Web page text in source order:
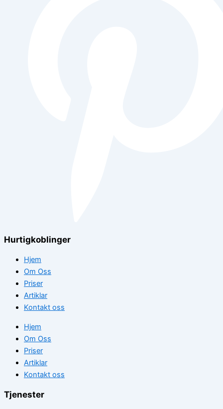
Hurtigkoblinger
Hjem
Om Oss
Priser
Artiklar
Kontakt oss
Hjem
Om Oss
Priser
Artiklar
Kontakt oss
Tjenester